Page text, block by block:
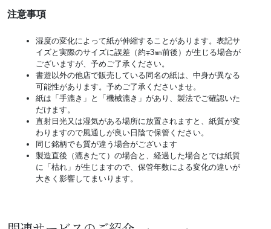
注意事項
湿度の変化によって紙が伸縮することがあります。表記サ
イズと実際のサイズに誤差（約∓3㎜前後）が生じる場合が
ございますが、予めご了承ください。
書遊以外の他店で販売している同名の紙は、中身が異なる
可能性があります。予めご了承くださいませ。
紙は「手漉き」と「機械漉き」があり、製法でご確認いた
だけます。
直射日光又は湿気がある場所に放置されますと、紙質が変
わりますので風通しが良い日陰で保管ください。
同じ銘柄でも質が違う場合がございます
製造直後（漉きたて）の場合と、経過した場合とでは紙質
に「枯れ」が生じますので、保管年数による変化の違いが
大きく影響してまいります。